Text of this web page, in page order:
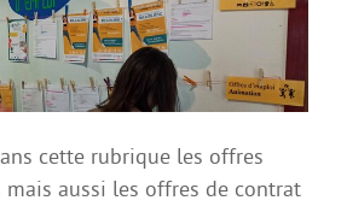
cette rubrique les offres
mais aussi les offres de contrat